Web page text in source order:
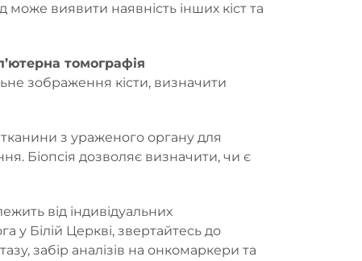
може виявити наявність інших кіст та
томографія
зображення кісти, визначити
з ураженого органу для
Біопсія дозволяє визначити, чи є
від індивідуальних
у Білій Церкві, звертайтесь до
забір аналізів на онкомаркери та